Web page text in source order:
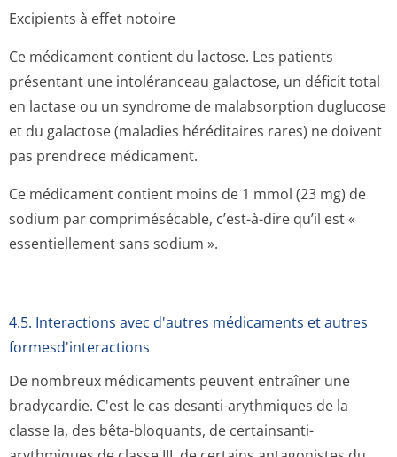
Excipients à effet notoire
Ce médicament contient du lactose. Les patients
présentant une intoléranceau galactose, un déficit total
en lactase ou un syndrome de malabsorption duglucose
et du galactose (maladies héréditaires rares) ne doivent
pas prendrece médicament.
Ce médicament contient moins de 1 mmol (23 mg) de
sodium par comprimésécable, c’est-à-dire qu’il est «
essentiellement sans sodium ».
4.5. Interactions avec d'autres médicaments et autres
formesd'interactions
De nombreux médicaments peuvent entraîner une
bradycardie. C'est le cas desanti-arythmiques de la
classe Ia, des bêta-bloquants, de certainsanti-